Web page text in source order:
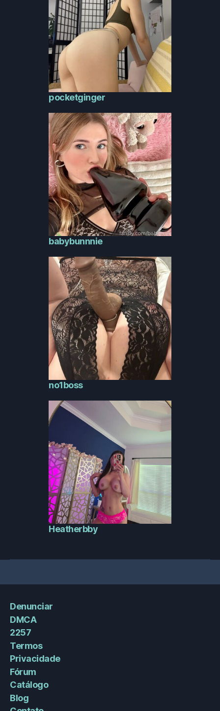
pocketginger
babybunnnie
no1boss
Heatherbby
Denunciar
DMCA
2257
Termos
Privacidade
Fórum
Catálogo
Blog